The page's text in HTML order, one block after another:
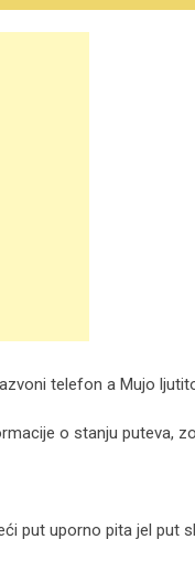
telefon a Mujo
o stanju puteva,
put uporno pita jel put